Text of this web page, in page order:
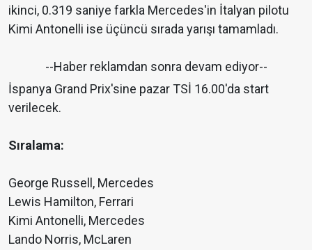
ikinci, 0.319 saniye farkla Mercedes'in İtalyan pilotu
Kimi Antonelli ise üçüncü sırada yarışı tamamladı.
--Haber reklamdan sonra devam ediyor--
İspanya Grand Prix'sine pazar TSİ 16.00'da start
verilecek.
Sıralama:
George Russell, Mercedes
Lewis Hamilton, Ferrari
Kimi Antonelli, Mercedes
Lando Norris, McLaren